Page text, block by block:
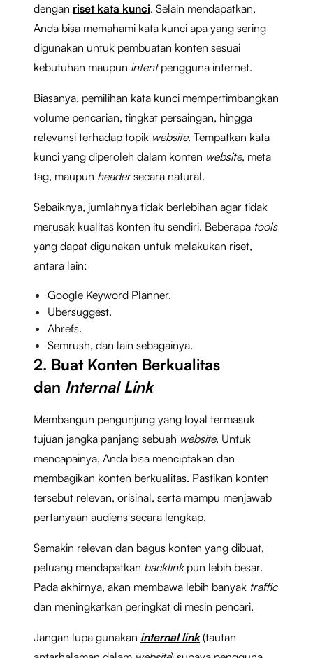
dengan riset kata kunci. Selain mendapatkan,
Anda bisa memahami kata kunci apa yang sering
digunakan untuk pembuatan konten sesuai
kebutuhan maupun intentpengguna internet.
Biasanya, pemilihan kata kunci mempertimbangkan
volume pencarian, tingkat persaingan, hingga
relevansi terhadap topik website. Tempatkan kata
kunci yang diperoleh dalam konten website, meta
tag, maupun headersecara natural.
Sebaiknya, jumlahnya tidak berlebihan agar tidak
merusak kualitas konten itu sendiri. Beberapa tools
yang dapat digunakan untuk melakukan riset,
antara lain:
Google Keyword Planner.
Ubersuggest.
Ahrefs.
Semrush, dan lain sebagainya.
2. Buat Konten Berkualitas
dan Internal Link
Membangun pengunjung yang loyal termasuk
tujuan jangka panjang sebuah website. Untuk
mencapainya, Anda bisa menciptakan dan
membagikan konten berkualitas. Pastikan konten
tersebut relevan, orisinal, serta mampu menjawab
pertanyaan audiens secara lengkap.
Semakin relevan dan bagus konten yang dibuat,
peluang mendapatkan backlinkpun lebih besar.
Pada akhirnya, akan membawa lebih banyak traffic
dan meningkatkan peringkat di mesin pencari.
Jangan lupa gunakan internal link(tautan